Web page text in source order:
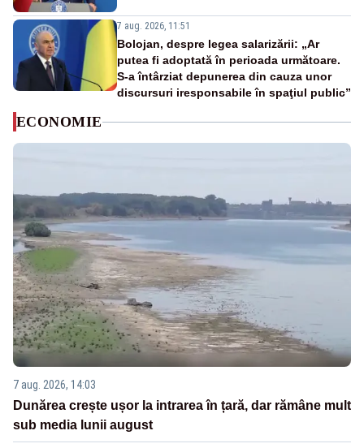
7 aug. 2026, 11:51
Bolojan, despre legea salarizării: „Ar
putea fi adoptată în perioada următoare.
S-a întârziat depunerea din cauza unor
discursuri iresponsabile în spaţiul public”
ECONOMIE
7 aug. 2026, 14:03
Dunărea crește ușor la intrarea în țară, dar rămâne mult
sub media lunii august